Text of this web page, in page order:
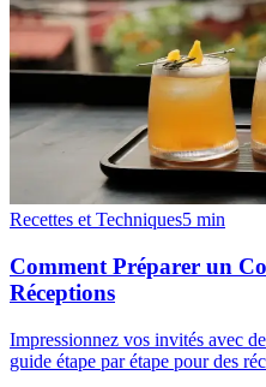
Recettes et Techniques5 min
Comment Préparer un
Réceptions
Impressionnez vos invités avec
guide étape par étape pour des